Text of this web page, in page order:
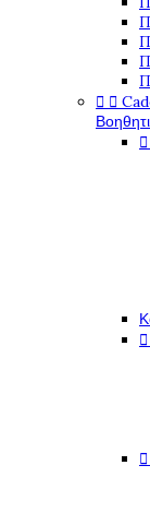
 


